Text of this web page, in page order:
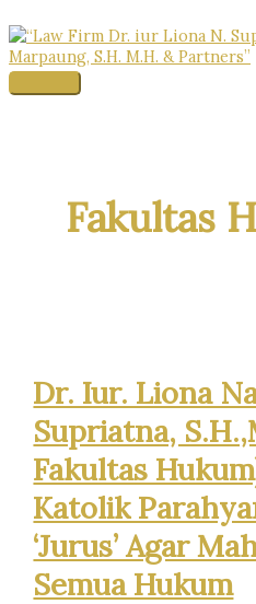
to
content
Main
Fakultas
Dr. Iur. Liona
Supriatna,
Fakultas
Katolik
‘Jurus’ Agar
Semua Hukum